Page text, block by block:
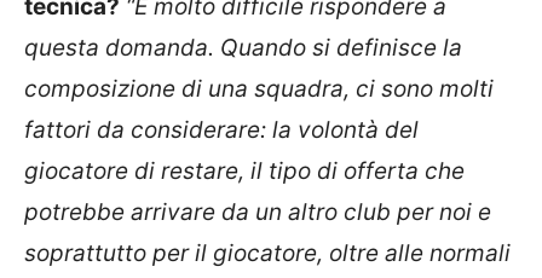
tecnica? “È molto difficile rispondere a
questa domanda. Quando si definisce la
composizione di una squadra, ci sono molti
fattori da considerare: la volontà del
giocatore di restare, il tipo di offerta che
potrebbe arrivare da un altro club per noi e
soprattutto per il giocatore, oltre alle normali